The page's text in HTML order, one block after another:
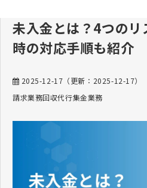
未入金とは？4つの
時の対応手順も紹介
2025-12-17 （更新： 2025-12-17）
請求業務回収代行集金業務